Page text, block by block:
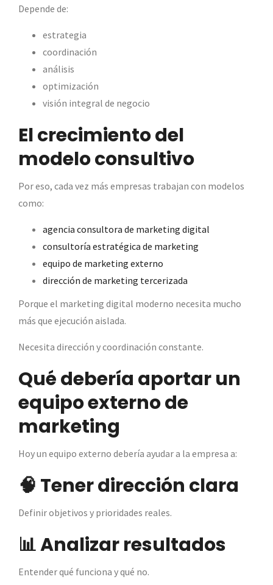
Depende de:
estrategia
coordinación
análisis
optimización
visión integral de negocio
El crecimiento del
modelo consultivo
Por eso, cada vez más empresas trabajan con modelos
como:
agencia consultora de marketing digital
consultoría estratégica de marketing
equipo de marketing externo
dirección de marketing tercerizada
Porque el marketing digital moderno necesita mucho
más que ejecución aislada.
Necesita dirección y coordinación constante.
Qué debería aportar un
equipo externo de
marketing
Hoy un equipo externo debería ayudar a la empresa a:
🧠 Tener dirección clara
Definir objetivos y prioridades reales.
📊 Analizar resultados
Entender qué funciona y qué no.